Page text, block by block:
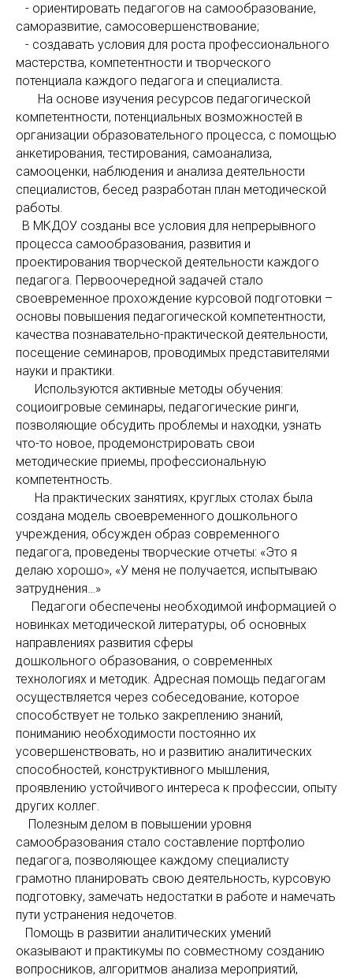
- ориентировать педагогов на самообразование,
саморазвитие, самосовершенствование;
- создавать условия для роста профессионального
мастерства, компетентности и творческого
потенциала каждого педагога и специалиста.
На основе изучения ресурсов педагогической
компетентности, потенциальных возможностей в
организации образовательного процесса, с помощью
анкетирования, тестирования, самоанализа,
самооценки, наблюдения и анализа деятельности
специалистов, бесед разработан план методической
работы.
В МКДОУ созданы все условия для непрерывного
процесса самообразования, развития и
проектирования творческой деятельности каждого
педагога. Первоочередной задачей стало
своевременное прохождение курсовой подготовки –
основы повышения педагогической компетентности,
качества познавательно-практической деятельности,
посещение семинаров, проводимых представителями
науки и практики.
Используются активные методы обучения:
социоигровые семинары, педагогические ринги,
позволяющие обсудить проблемы и находки, узнать
что-то новое, продемонстрировать свои
методические приемы, профессиональную
компетентность.
На практических занятиях, круглых столах была
создана модель своевременного дошкольного
учреждения, обсужден образ современного
педагога, проведены творческие отчеты: «Это я
делаю хорошо», «У меня не получается, испытываю
затруднения…»
Педагоги обеспечены необходимой информацией о
новинках методической литературы, об основных
направлениях развития сферы
дошкольного образования, о современных
технологиях и методик. Адресная помощь педагогам
осуществляется через собеседование, которое
способствует не только закреплению знаний,
пониманию необходимости постоянно их
усовершенствовать, но и развитию аналитических
способностей, конструктивного мышления,
проявлению устойчивого интереса к профессии, опыту
других коллег.
Полезным делом в повышении уровня
самообразования стало составление портфолио
педагога, позволяющее каждому специалисту
грамотно планировать свою деятельность, курсовую
подготовку, замечать недостатки в работе и намечать
пути устранения недочетов.
Помощь в развитии аналитических умений
оказывают и практикумы по совместному созданию
вопросников, алгоритмов анализа мероприятий,